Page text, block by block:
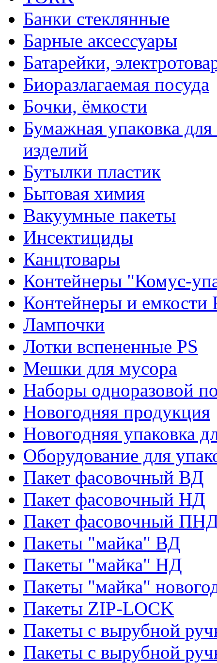
Банки стеклянные
Барные аксессуары
Батарейки,
Биоразлагаемая посуда
Бочки, ёмкости
Бумажная упаковка
изделий
Бутылки пластик
Бытовая химия
Вакуумные пакеты
Инсектициды
Канцтовары
Контейнеры "Комус-
Контейнеры и емкости
Лампочки
Лотки вспененные PS
Мешки для мусора
Наборы одноразовой
Новогодняя продукция
Новогодняя упаковка
Оборудование для
Пакет фасовочный ВД
Пакет фасовочный НД
Пакет фасовочный
Пакеты "майка" ВД
Пакеты "майка" НД
Пакеты "майка"
Пакеты ZIP-LOCK
Пакеты с вырубной
Пакеты с вырубной